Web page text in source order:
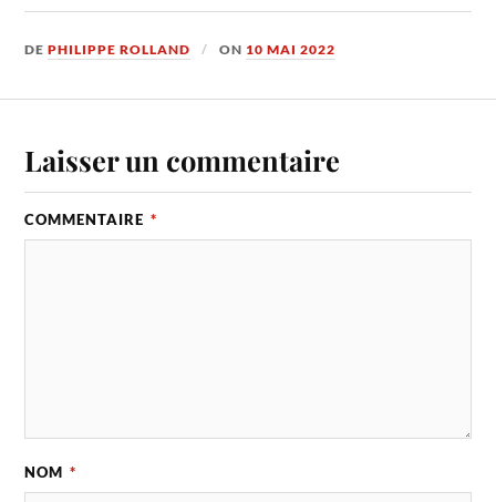
DEPHILIPPE ROLLAND ON 10 MAI 2022
Laisser un commentaire
COMMENTAIRE *
NOM *